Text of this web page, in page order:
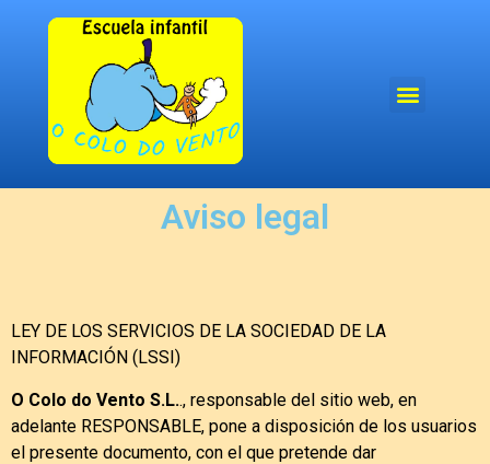
Aviso legal
LEY DE LOS SERVICIOS DE LA SOCIEDAD DE LA
INFORMACIÓN (LSSI)
O Colo do Vento S.L.., responsable del sitio web, en
adelante RESPONSABLE, pone a disposición de los usuarios
el presente documento, con el que pretende dar